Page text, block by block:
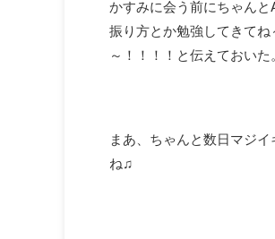
かすみに会う前にちゃん
振り方とか勉強してきて
～！！！！と伝えておいた。
まあ、ちゃんと数日マジ
ね♫